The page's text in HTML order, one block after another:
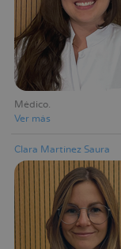
Médico
Ver más
Clara Martínez Saura